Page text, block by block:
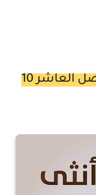
رواية شظايا انثي الفصل العاشر 10